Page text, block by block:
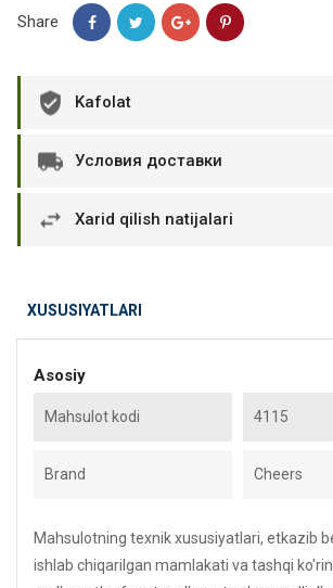
Share
Kafolat
Условия доставки
Xarid qilish natijalari
XUSUSIYATLARI
Asosiy
Mahsulot kodi 4115
Brand Cheers
Mahsulotning texnik xususiyatlari, etkazib
ishlab chiqarilgan mamlakati va tashqi